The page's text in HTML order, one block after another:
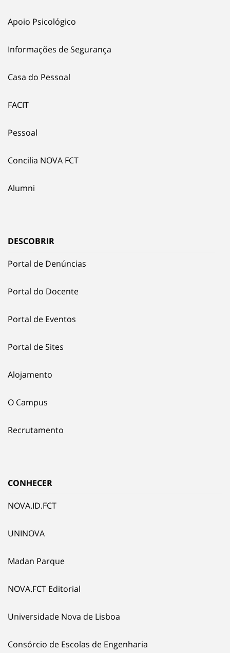
Apoio Psicológico
Informações de Segurança
Casa do Pessoal
FACIT
Pessoal
Concilia NOVA FCT
Alumni
DESCOBRIR
Portal de Denúncias
Portal do Docente
Portal de Eventos
Portal de Sites
Alojamento
O Campus
Recrutamento
CONHECER
NOVA.ID.FCT
UNINOVA
Madan Parque
NOVA.FCT Editorial
Universidade Nova de Lisboa
Consórcio de Escolas de Engenharia